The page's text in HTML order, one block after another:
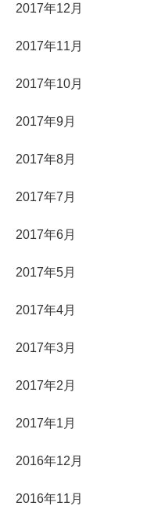
2017年12月
2017年11月
2017年10月
2017年9月
2017年8月
2017年7月
2017年6月
2017年5月
2017年4月
2017年3月
2017年2月
2017年1月
2016年12月
2016年11月